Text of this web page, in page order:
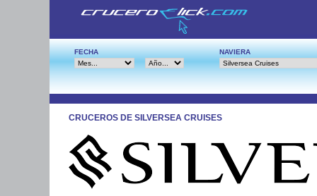
FECHA NAVIERA
CRUCEROS DE SILVERSEA CRUISES